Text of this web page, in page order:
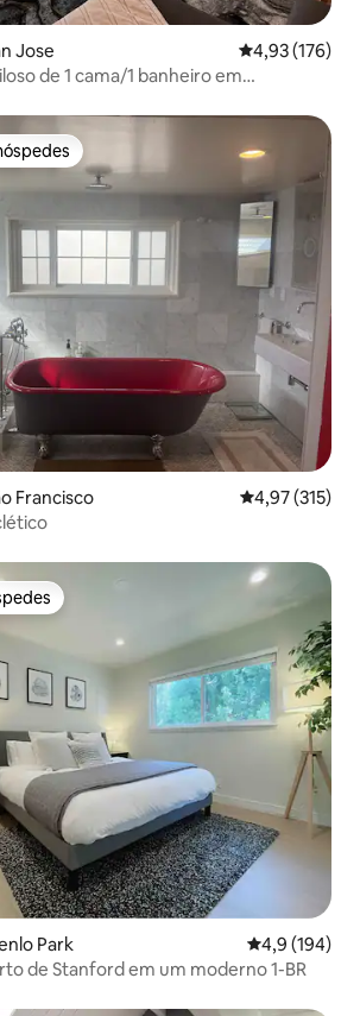
Jose 4,93 de uma
4,93 (176)
de 1 cama/1 banheiro em
preferidos dos hóspedes
Francisco 4,97 de uma
4,97 (315)
Park 4,9 de uma
4,9 (194)
de Stanford em um moderno 1-BR